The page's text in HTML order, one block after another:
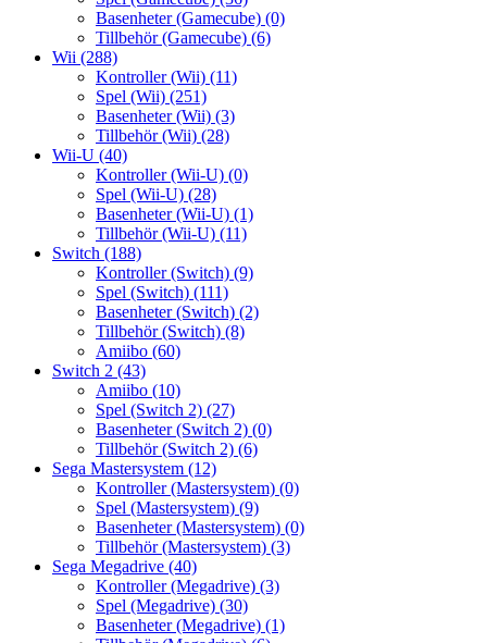
Basenheter (Gamecube) (0)
Tillbehör (Gamecube) (6)
Wii (288)
Kontroller (Wii) (11)
Spel (Wii) (251)
Basenheter (Wii) (3)
Tillbehör (Wii) (28)
Wii-U (40)
Kontroller (Wii-U) (0)
Spel (Wii-U) (28)
Basenheter (Wii-U) (1)
Tillbehör (Wii-U) (11)
Switch (188)
Kontroller (Switch) (9)
Spel (Switch) (111)
Basenheter (Switch) (2)
Tillbehör (Switch) (8)
Amiibo (60)
Switch 2 (43)
Amiibo (10)
Spel (Switch 2) (27)
Basenheter (Switch 2) (0)
Tillbehör (Switch 2) (6)
Sega Mastersystem (12)
Kontroller (Mastersystem) (0)
Spel (Mastersystem) (9)
Basenheter (Mastersystem) (0)
Tillbehör (Mastersystem) (3)
Sega Megadrive (40)
Kontroller (Megadrive) (3)
Spel (Megadrive) (30)
Basenheter (Megadrive) (1)